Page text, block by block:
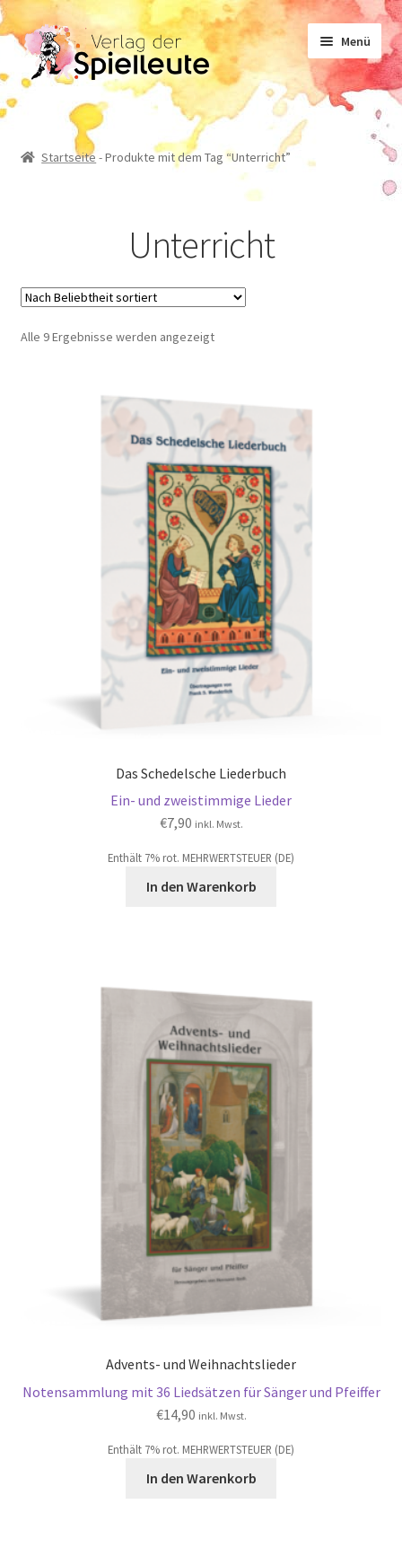
Zur
Navigation
springen
Zum
Inhalt
springen
Menü
Noten
Sachliteratur
Geschichten
Startseite -Produkte mit dem Tag “Unterricht”
Unterricht
Alle 9 Ergebnisse werden angezeigtNach
Das Schedelsche Liederbuch
Ein- und zweistimmige Lieder
€7,90 inkl. Mwst.
Enthält 7% rot. MEHRWERTSTEUER (DE)
In den Warenkorb
Advents- und Weihnachtslieder
Notensammlung mit 36 Liedsätzen für Sänger und Pfeiffer
€14,90 inkl. Mwst.
Enthält 7% rot. MEHRWERTSTEUER (DE)
In den Warenkorb